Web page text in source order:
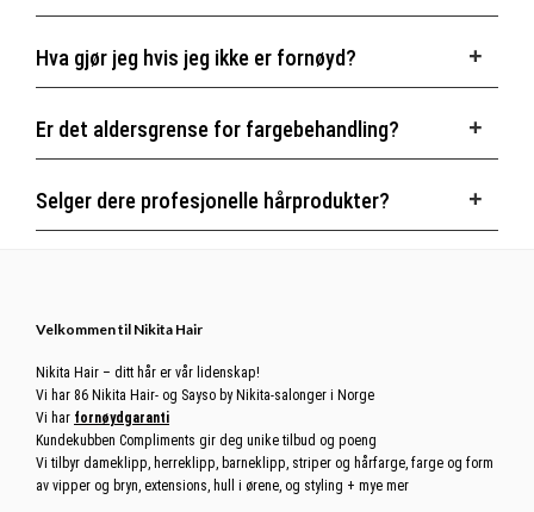
Hva gjør jeg hvis jeg ikke er fornøyd?
Er det aldersgrense for fargebehandling?
Selger dere profesjonelle hårprodukter?
Footer
Velkommen til Nikita Hair
Nikita Hair – ditt hår er vår lidenskap!
Vi har 86 Nikita Hair- og Sayso by Nikita-salonger i Norge
Vi har fornøydgaranti
Kundekubben Compliments gir deg unike tilbud og poeng
Vi tilbyr dameklipp, herreklipp, barneklipp, striper og hårfarge, farge og form
av vipper og bryn, extensions, hull i ørene, og styling + mye mer